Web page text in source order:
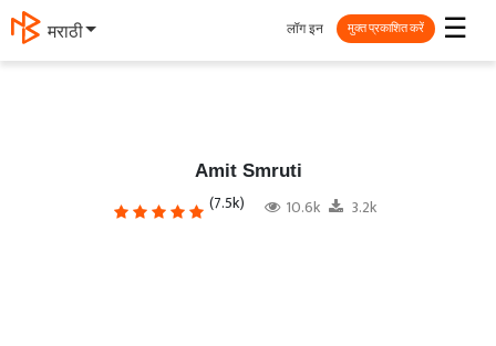
मराठी ☰
लॉग इन मुक्त प्रकाशित करें
Amit Smruti
(7.5k) 10.6k 3.2k